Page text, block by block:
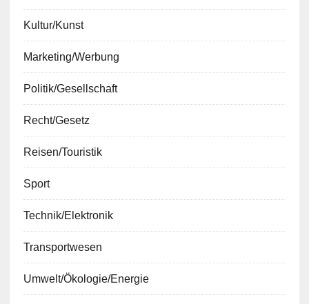
Kultur/Kunst
Marketing/Werbung
Politik/Gesellschaft
Recht/Gesetz
Reisen/Touristik
Sport
Technik/Elektronik
Transportwesen
Umwelt/Ökologie/Energie